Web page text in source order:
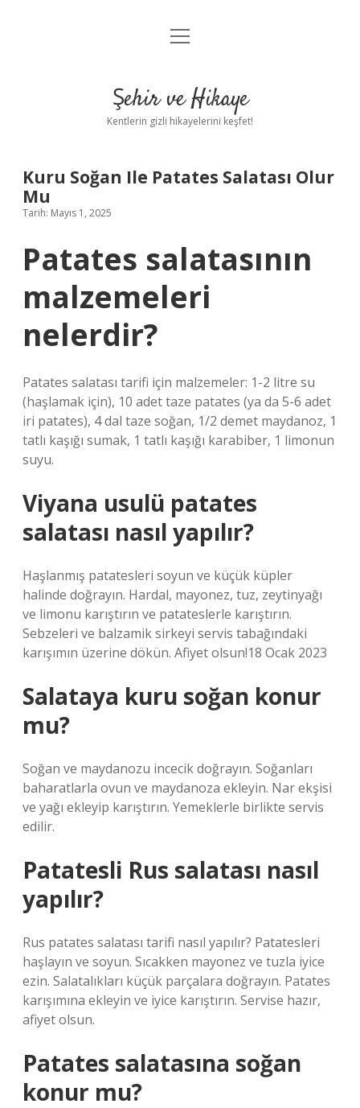
Anasayfa
Yasal Uyarı
menüyü
Şehir ve Hikaye
Kentlerin gizli hikayelerini keşfet!
Kuru Soğan Ile Patates Salatası Olur
Mu
Tarih: Mayıs 1, 2025
Patates salatasının
malzemeleri
nelerdir?
Patates salatası tarifi için malzemeler: 1-2 litre su
(haşlamak için), 10 adet taze patates (ya da 5-6 adet
iri patates), 4 dal taze soğan, 1/2 demet maydanoz, 1
tatlı kaşığı sumak, 1 tatlı kaşığı karabiber, 1 limonun
suyu.
Viyana usulü patates
salatası nasıl yapılır?
Haşlanmış patatesleri soyun ve küçük küpler
halinde doğrayın. Hardal, mayonez, tuz, zeytinyağı
ve limonu karıştırın ve patateslerle karıştırın.
Sebzeleri ve balzamik sirkeyi servis tabağındaki
karışımın üzerine dökün. Afiyet olsun!18 Ocak 2023
Salataya kuru soğan konur
mu?
Soğan ve maydanozu incecik doğrayın. Soğanları
baharatlarla ovun ve maydanoza ekleyin. Nar ekşisi
ve yağı ekleyip karıştırın. Yemeklerle birlikte servis
edilir.
Patatesli Rus salatası nasıl
yapılır?
Rus patates salatası tarifi nasıl yapılır? Patatesleri
haşlayın ve soyun. Sıcakken mayonez ve tuzla iyice
ezin. Salatalıkları küçük parçalara doğrayın. Patates
karışımına ekleyin ve iyice karıştırın. Servise hazır,
afiyet olsun.
Patates salatasına soğan
konur mu?